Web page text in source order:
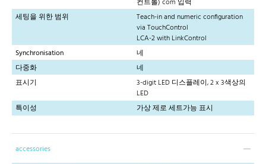
세팅을 위한 범위
Teach-in and numeric configuration
via TouchControl
LCA-2 with LinkControl
Synchronisation
네
다중화
네
표시기
3-digit LED 디스플레이, 2 x 3색상의
LED
특이성
가상 제로 세트가능 표시
accessories